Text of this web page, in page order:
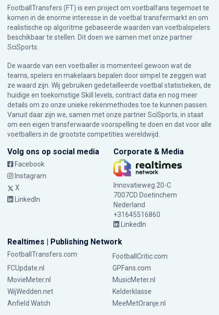
FootballTransfers (FT) is een project om voetbalfans tegemoet te
komen in de enorme interesse in de voetbal transfermarkt en om
realistische op algoritme gebaseerde waarden van voetbalspelers
beschikbaar te stellen. Dit doen we samen met onze partner
SciSports
De waarde van een voetballer is momenteel gewoon wat de
teams, spelers en makelaars bepalen door simpel te zeggen wat
ze waard zijn. Wij gebruiken gedetailleerde voetbal statistieken, de
huidige en toekomstige Skill levels, contract data en nog meer
details om zo onze unieke rekenmethodes toe te kunnen passen.
Vanuit daar zijn we, samen met onze partner SciSports, in staat
om een eigen transferwaarde voorspelling te doen en dat voor alle
voetballers in de grootste competities wereldwijd.
Volg ons op social media
Facebook
Instagram
X
LinkedIn
Corporate & Media
Innovatieweg 20-C
7007CD Doetinchem
Nederland
+31645516860
LinkedIn
Realtimes | Publishing Network
FootballTransfers.com
FootballCritic.com
FCUpdate.nl
GPFans.com
MovieMeter.nl
MusicMeter.nl
WijWedden.net
Kelderklasse
Anfield Watch
MeeMetOranje.nl